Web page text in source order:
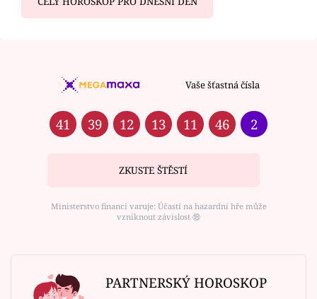
Vaše šťastná čísla
41 39 12 13 11 46 2
ZKUSTE ŠTĚSTÍ
Ministerstvo financí varuje: Účastí na hazardní hře může
vzniknout závislost ⑱
PARTNERSKÝ HOROSKOP